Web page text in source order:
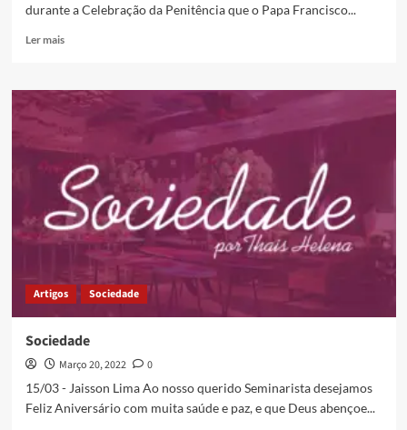
durante a Celebração da Penitência que o Papa Francisco...
Ler mais
Artigos Sociedade
Sociedade
Março 20, 2022
0
15/03 - Jaisson Lima Ao nosso querido Seminarista desejamos
Feliz Aniversário com muita saúde e paz, e que Deus abençoe...